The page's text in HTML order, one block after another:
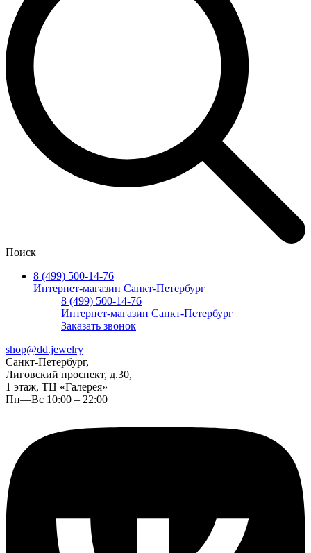
Поиск
8 (499) 500-14-76
Интернет-магазин Санкт-Петербург
8 (499) 500-14-76
Интернет-магазин Санкт-Петербург
Заказать звонок
shop@dd.jewelry
Санкт-Петербург,
Лиговский проспект, д.30,
1 этаж, ТЦ «Галерея»
Пн—Вс 10:00 – 22:00